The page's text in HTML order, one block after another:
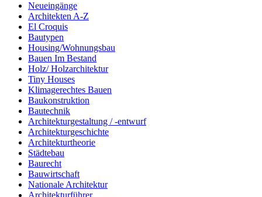
Neueingänge
Architekten A-Z
El Croquis
Bautypen
Housing/Wohnungsbau
Bauen Im Bestand
Holz/ Holzarchitektur
Tiny Houses
Klimagerechtes Bauen
Baukonstruktion
Bautechnik
Architekturgestaltung / -entwurf
Architekturgeschichte
Architekturtheorie
Städtebau
Baurecht
Bauwirtschaft
Nationale Architektur
Architekturführer